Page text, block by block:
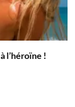
l’héroïne !